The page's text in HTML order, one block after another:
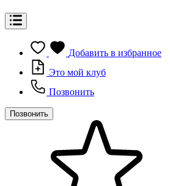
Добавить в избранное
Это мой клуб
Позвонить
Позвонить